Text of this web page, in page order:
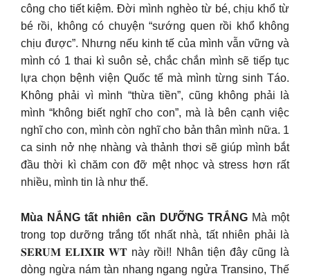
công cho tiết kiệm. Đời mình nghèo từ bé, chịu khổ từ
bé rồi, không có chuyện “sướng quen rồi khổ không
chịu được”. Nhưng nếu kinh tế của mình vẫn vững và
mình có 1 thai kì suôn sẻ, chắc chắn mình sẽ tiếp tục
lựa chọn bệnh viện Quốc tế mà mình từng sinh Táo.
Không phải vì mình “thừa tiền”, cũng không phải là
mình “không biết nghĩ cho con”, mà là bên cạnh việc
nghĩ cho con, mình còn nghĩ cho bản thân mình nữa. 1
ca sinh nở nhẹ nhàng và thảnh thơi sẽ giúp mình bắt
đầu thời kì chăm con đỡ mệt nhọc và stress hơn rất
nhiều, mình tin là như thế.
Mùa NẮNG tất nhiên cần DƯỠNG TRẮNG Mà một
trong top dưỡng trắng tốt nhất nhà, tất nhiên phải là
𝐒𝐄𝐑𝐔𝐌 𝐄𝐋𝐈𝐗𝐈𝐑 𝐖𝐓 này rồi!! Nhân tiện đây cũng là
dòng ngừa nám tàn nhang ngang ngửa Transino, Thế